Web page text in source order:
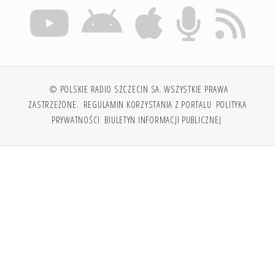
© POLSKIE RADIO SZCZECIN SA. WSZYSTKIE PRAWA
ZASTRZEŻONE. REGULAMIN KORZYSTANIA Z PORTALU POLITYKA
PRYWATNOŚCI BIULETYN INFORMACJI PUBLICZNEJ